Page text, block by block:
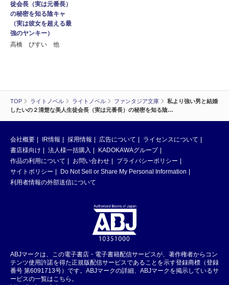
TOP ライトノベル ライトノベル ファンタジア文庫
私より強い男と結婚
したいの２清楚な美人生徒会長（実は元番長）の秘密を知る陰…
徒会長（実は元番長）
の秘密を知る陰キャ
（実は彼女を超える最
強のヤンキー）
高橋 びすい 他
会社概要 IR情報 採用情報 広告について
ライセンスについて
書店様向け
法人様一括購入
KADOKAWAグループ
作品の利用について
お問い合わせ
プライバシーポリシー
サイトポリシー
Do Not Sell or Share My Personal Information
利用者情報の外部送信について
ABJマークは、この電子書店・電子書籍配信サービスが、著作権者からコン
テンツ使用許諾を得た正規版配信サービスであることを示す登録商標（登録
番号 第6091713号）です。ABJマークの詳細、ABJマークを掲示しているサ
ービスの一覧はこちら。